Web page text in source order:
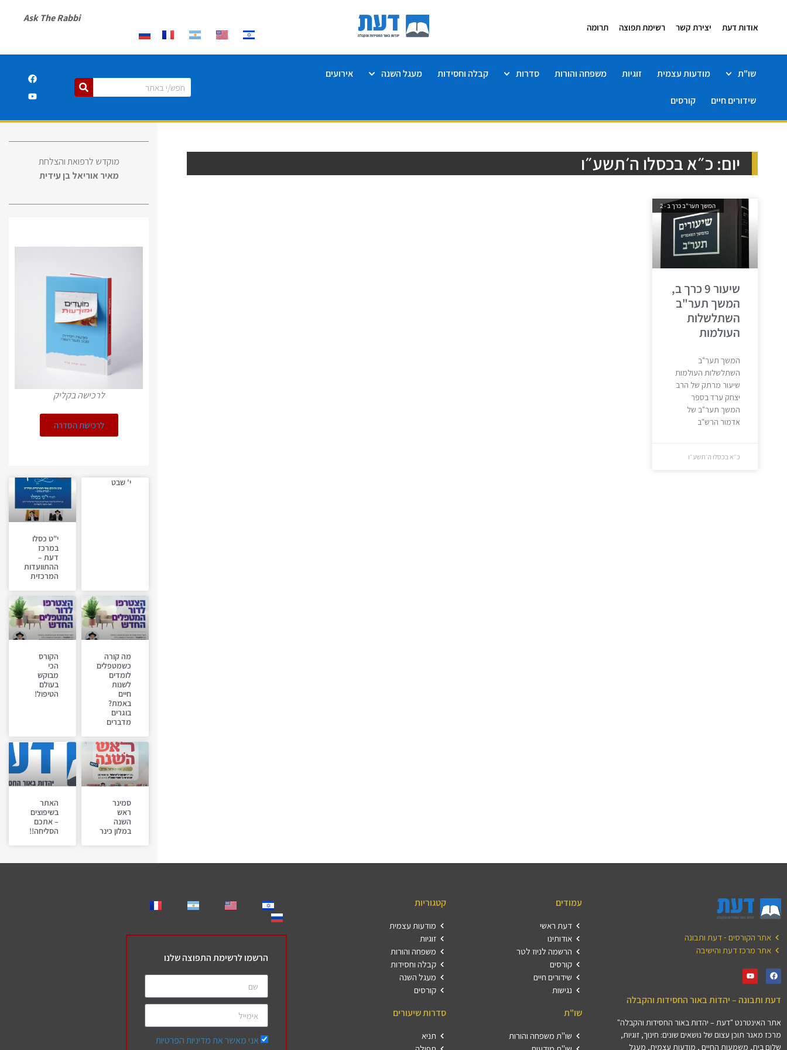
אודות דעת יצירת קשר רשימת תפוצה תרומה
Ask The Rabbi
שו"ת מודעות עצמית זוגיות משפחה והורות סדרות קבלה וחסידות מעגל השנה אירועים
שידורים חיים קורסים
יום: כ״א בכסלו ה׳תשע״ו
המשך תער"ב כרך ב - 2
שיעור 9 כרך ב,
המשך תער"ב
השתלשלות
העולמות
המשך תער"ב
השתלשלות העולמות
שיעור מרתק של הרב
יצחק ערד בספר
המשך תער"ב של
אדמור הרש"ב
כ״א בכסלו ה׳תשע״ו
מוקדש לרפואת והצלחת
מאיר אוריאל בן עידית
לרכישה בקליק
לרכישת הסדרה
י' שבט
י"ט כסלו
במרכז
דעת –
ההתוועדות
המרכזית
מה קורה
כשמטפלים
לומדים
לשנות
חיים
באמת?
בוגרים
מדברים
הקורס
הכי
מבוקש
בעולם
הטיפול!
סמינר
ראש
השנה
במלון כינר
האתר
בשיפוצים
– אתכם
הסליחה!!
אתר הקורסים - דעת ותבונה
אתר מרכז דעת והישיבה
דעת ותבונה – יהדות באור החסידות והקבלה
אתר האינטרנט "דעת – יהדות באור החסידות והקבלה"
מרכז מאגר תוכן עצום של נושאים שונים: חינוך, זוגיות,
שלום בית, משמעות החיים , מודעות עצמית, מעגל
עמודים
דעת ראשי
אודותינו
הרשמה לניוז לטר
קורסים
שידורים חיים
נגישות
שו"ת
שו"ת משפחה והורות
קטגוריות
מודעות עצמית
זוגיות
משפחה והורות
קבלה וחסידות
מעגל השנה
קורסים
סדרות שיעורים
תניא
הרשמו לרשימת התפוצה שלנו
אני מאשר את מדיניות הפרטיות